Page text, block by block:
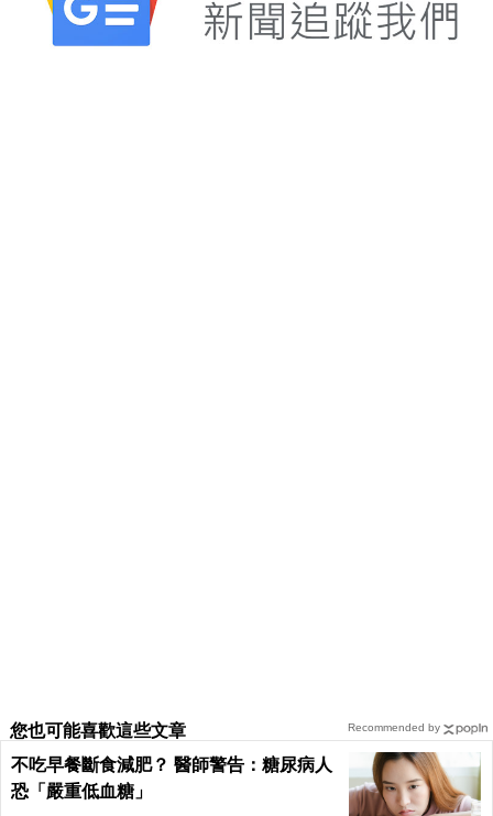
您也可能喜歡這些文章
不吃早餐斷食減肥？ 醫師警告：糖尿病人
恐「嚴重低血糖」
Recommended by